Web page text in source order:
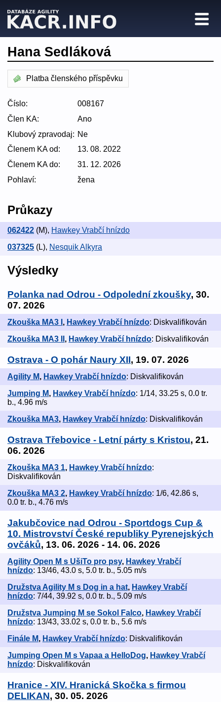
Hana Sedláková
Platba členského příspěvku
Číslo:
008167
Člen KA:
Ano
Klubový zpravodaj: Ne
Členem KA od:
13. 08. 2022
Členem KA do:
31. 12. 2026
Pohlaví:
žena
Průkazy
062422 (M), Hawkey Vrabčí hnízdo
037325 (L), Nesquik Alkyra
Výsledky
Polanka nad Odrou - Odpolední zkoušky, 30.
07. 2026
Zkouška MA3 I , Hawkey Vrabčí hnízdo: Diskvalifikován
Zkouška MA3 II , Hawkey Vrabčí hnízdo: Diskvalifikován
Ostrava - O pohár Naury XII, 19. 07. 2026
Agility M, Hawkey Vrabčí hnízdo: Diskvalifikován
Jumping M, Hawkey Vrabčí hnízdo: 1/14, 33.25 s, 0.0 tr.
b., 4.96 m/s
Zkouška MA3, Hawkey Vrabčí hnízdo: Diskvalifikován
Ostrava Třebovice - Letní párty s Kristou, 21.
06. 2026
Zkouška MA3 1, Hawkey Vrabčí hnízdo:
Diskvalifikován
Zkouška MA3 2, Hawkey Vrabčí hnízdo: 1/6, 42.86 s,
0.0 tr. b., 4.76 m/s
Jakubčovice nad Odrou - Sportdogs Cup &
10. Mistrovství České republiky Pyrenejských
ovčáků, 13. 06. 2026 - 14. 06. 2026
Agility Open M s UšiTo pro psy, Hawkey Vrabčí
hnízdo: 13/46, 43.0 s, 5.0 tr. b., 5.05 m/s
Družstva Agility M s Dog in a hat, Hawkey Vrabčí
hnízdo: 7/44, 39.92 s, 0.0 tr. b., 5.09 m/s
Družstva Jumping M se Sokol Falco, Hawkey Vrabčí
hnízdo: 13/43, 33.02 s, 0.0 tr. b., 5.6 m/s
Finále M, Hawkey Vrabčí hnízdo: Diskvalifikován
Jumping Open M s Vapaa a HelloDog, Hawkey Vrabčí
hnízdo: Diskvalifikován
Hranice - XIV. Hranická Skočka s firmou
DELIKAN, 30. 05. 2026